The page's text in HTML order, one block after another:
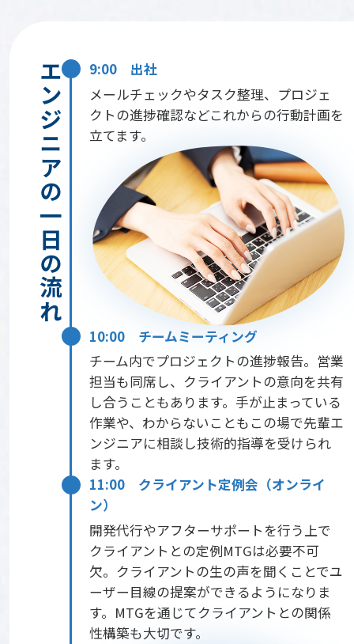
エンジニアの一日の流れ
9:00 出社
メールチェックやタスク整理、プロジェ
クトの進捗確認などこれからの行動計画を
立てます。
10:00 チームミーティング
チーム内でプロジェクトの進捗報告。営業
担当も同席し、クライアントの意向を共有
し合うこともあります。手が止まっている
作業や、わからないこともこの場で先輩エ
ンジニアに相談し技術的指導を受けられ
ます。
11:00 クライアント定例会（オンライ
ン）
開発代行やアフターサポートを行う上で
クライアントとの定例MTGは必要不可
欠。クライアントの生の声を聞くことでユ
ーザー目線の提案ができるようになりま
す。MTGを通じてクライアントとの関係
性構築も大切です。